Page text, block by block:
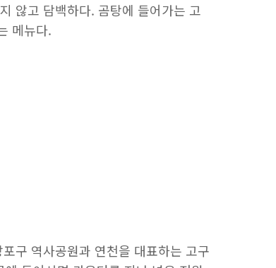
않고 담백하다. 곰탕에 들어가는 고
메뉴다.
구 역사공원과 연천을 대표하는 고구